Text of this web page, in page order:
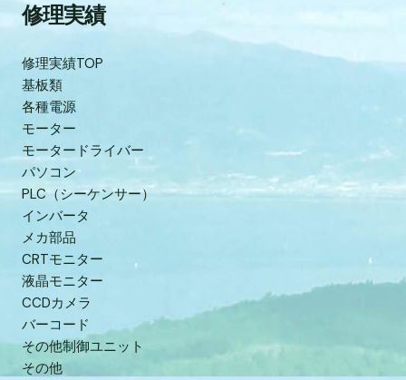
修理実績
修理実績TOP
基板類
各種電源
モーター
モータードライバー
パソコン
PLC（シーケンサー）
インバータ
メカ部品
CRTモニター
液晶モニター
CCDカメラ
バーコード
その他制御ユニット
その他